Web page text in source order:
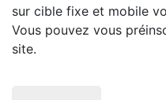
sur cible fixe et mobile
Vous pouvez vous
site.